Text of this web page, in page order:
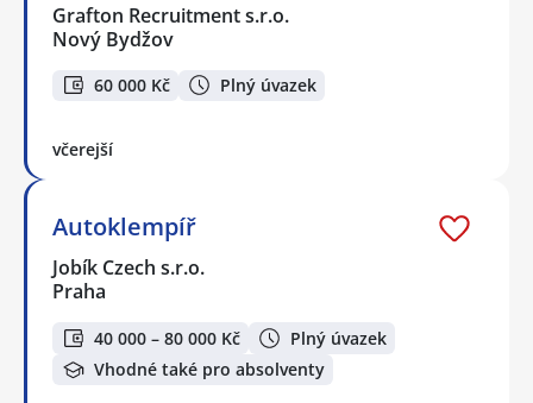
Grafton Recruitment s.r.o.
Nový Bydžov
60 000 Kč Plný úvazek
včerejší
Autoklempíř
Jobík Czech s.r.o.
Praha
40 000 – 80 000 Kč
Plný úvazek
Vhodné také pro absolventy